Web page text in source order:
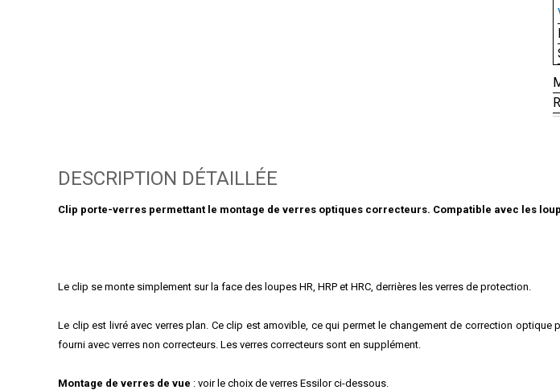
DESCRIPTION DÉTAILLÉE
Clip porte-verres permettant le montage de verres optiques correcteurs. Compatible avec les
Le clip se monte simplement sur la face des loupes HR, HRP et HRC, derrières les verres de protection.
Le clip est livré avec verres plan. Ce clip est amovible, ce qui permet le changement de correction
fourni avec verres non correcteurs. Les verres correcteurs sont en supplément.
Montage de verres de vue : voir le choix de verres Essilor ci-dessous.